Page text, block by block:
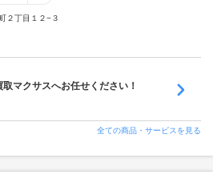
２丁目１２−３
マクサスへお任せください！
全ての商品・サービスを見る